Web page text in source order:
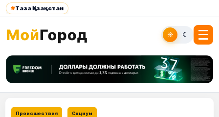
#Таза Қазақстан
☀ ☾
Происшествия Социум